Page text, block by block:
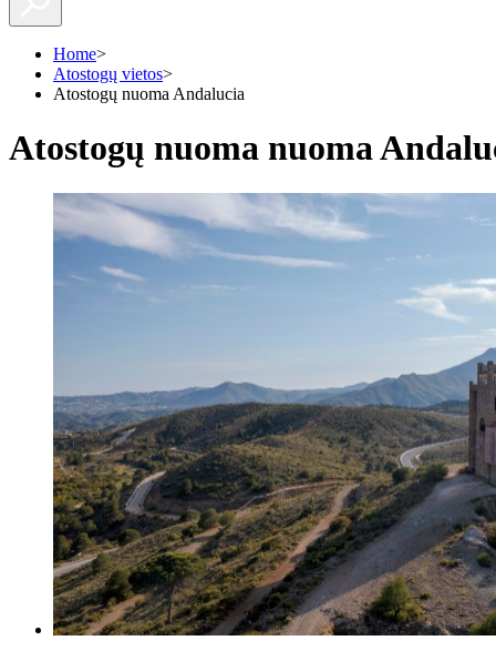
Home>
Atostogų vietos>
Atostogų nuoma Andalucia
Atostogų nuoma nuoma